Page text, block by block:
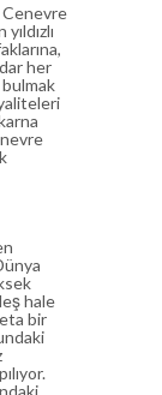
Cenevre
her
hale
bir